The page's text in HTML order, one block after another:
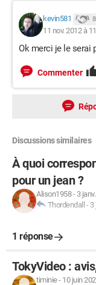
kevin581
11 nov. 2012 à
Ok merci je le serai
Commenter
Discussions similaires
À quoi
pour un jean ?
Alison1958- 3
Thordendall - 3
1 réponse
TokyVideo :
timinie- 10 juin